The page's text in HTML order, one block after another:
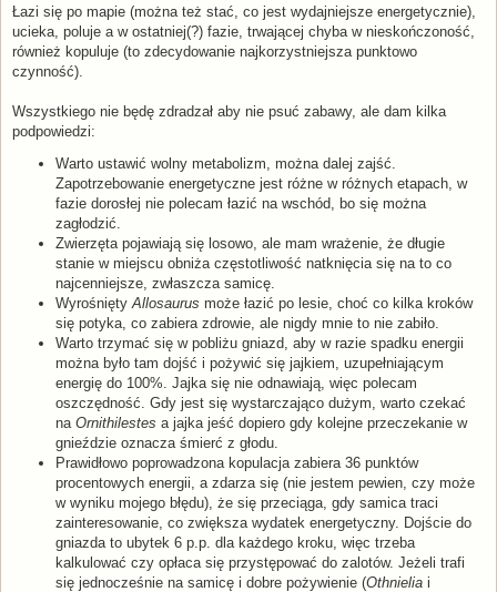
Łazi się po mapie (można też stać, co jest wydajniejsze energetycznie),
ucieka, poluje a w ostatniej(?) fazie, trwającej chyba w nieskończoność,
również kopuluje (to zdecydowanie najkorzystniejsza punktowo
czynność).
Wszystkiego nie będę zdradzał aby nie psuć zabawy, ale dam kilka
podpowiedzi:
Warto ustawić wolny metabolizm, można dalej zajść.
Zapotrzebowanie energetyczne jest różne w różnych etapach, w
fazie dorosłej nie polecam łazić na wschód, bo się można
zagłodzić.
Zwierzęta pojawiają się losowo, ale mam wrażenie, że długie
stanie w miejscu obniża częstotliwość natknięcia się na to co
najcenniejsze, zwłaszcza samicę.
Wyrośnięty Allosaurus może łazić po lesie, choć co kilka kroków
się potyka, co zabiera zdrowie, ale nigdy mnie to nie zabiło.
Warto trzymać się w pobliżu gniazd, aby w razie spadku energii
można było tam dojść i pożywić się jajkiem, uzupełniającym
energię do 100%. Jajka się nie odnawiają, więc polecam
oszczędność. Gdy jest się wystarczająco dużym, warto czekać
na Ornithilestes a jajka jeść dopiero gdy kolejne przeczekanie w
gnieździe oznacza śmierć z głodu.
Prawidłowo poprowadzona kopulacja zabiera 36 punktów
procentowych energii, a zdarza się (nie jestem pewien, czy może
w wyniku mojego błędu), że się przeciąga, gdy samica traci
zainteresowanie, co zwiększa wydatek energetyczny. Dojście do
gniazda to ubytek 6 p.p. dla każdego kroku, więc trzeba
kalkulować czy opłaca się przystępować do zalotów. Jeżeli trafi
się jednocześnie na samicę i dobre pożywienie (Othnielia i